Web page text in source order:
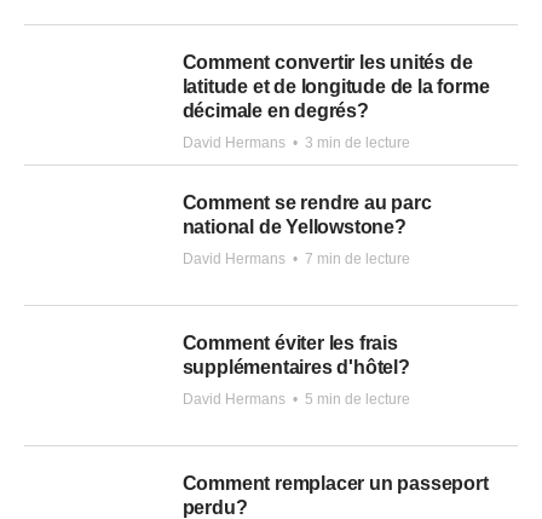
Comment convertir les unités de
latitude et de longitude de la forme
décimale en degrés?
David Hermans • 3 min de lecture
Comment se rendre au parc
national de Yellowstone?
David Hermans • 7 min de lecture
Comment éviter les frais
supplémentaires d'hôtel?
David Hermans • 5 min de lecture
Comment remplacer un passeport
perdu?